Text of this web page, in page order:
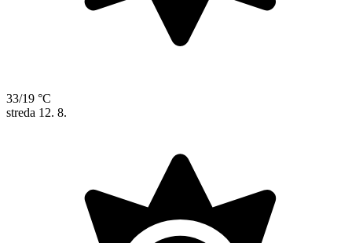
33/19 °C
streda 12. 8.